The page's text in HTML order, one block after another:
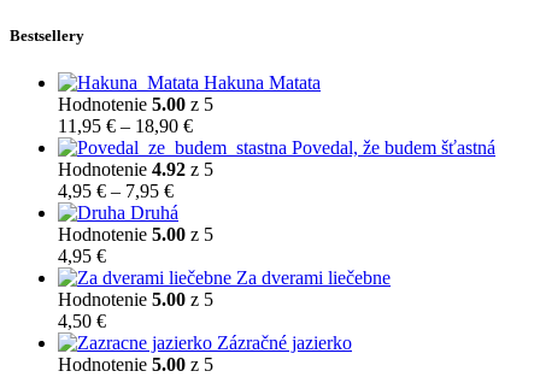
Bestsellery
Hakuna Matata
Hodnotenie 5.00 z 5
11,95 € – 18,90 €Price
range:
11,95 €
Povedal, že budem šťastná
Hodnotenie 4.92 z 5
4,95 € – 7,95 €Price
range:
4,95 €
7,95 €
Druhá
Hodnotenie 5.00 z 5
4,95 €
Za dverami liečebne
Hodnotenie 5.00 z 5
4,50 €
Zázračné jazierko
Hodnotenie 5.00 z 5